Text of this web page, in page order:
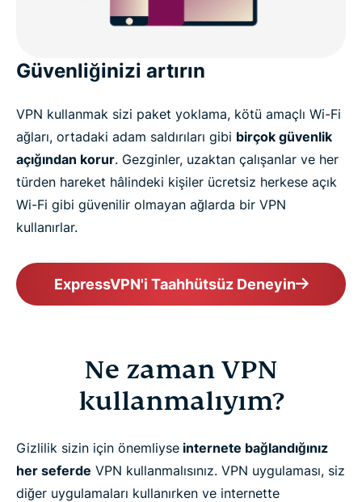
Güvenliğinizi artırın
VPN kullanmak sizi paket yoklama, kötü amaçlı Wi-Fi
ağları, ortadaki adam saldırıları gibi birçok güvenlik
açığından korur. Gezginler, uzaktan çalışanlar ve her
türden hareket hâlindeki kişiler ücretsiz herkese açık
Wi-Fi gibi güvenilir olmayan ağlarda bir VPN
kullanırlar.
ExpressVPN'i Taahhütsüz Deneyin
Ne zaman VPN
kullanmalıyım?
Gizlilik sizin için önemliyse internete bağlandığınız
her seferde VPN kullanmalısınız. VPN uygulaması, siz
diğer uygulamaları kullanırken ve internette